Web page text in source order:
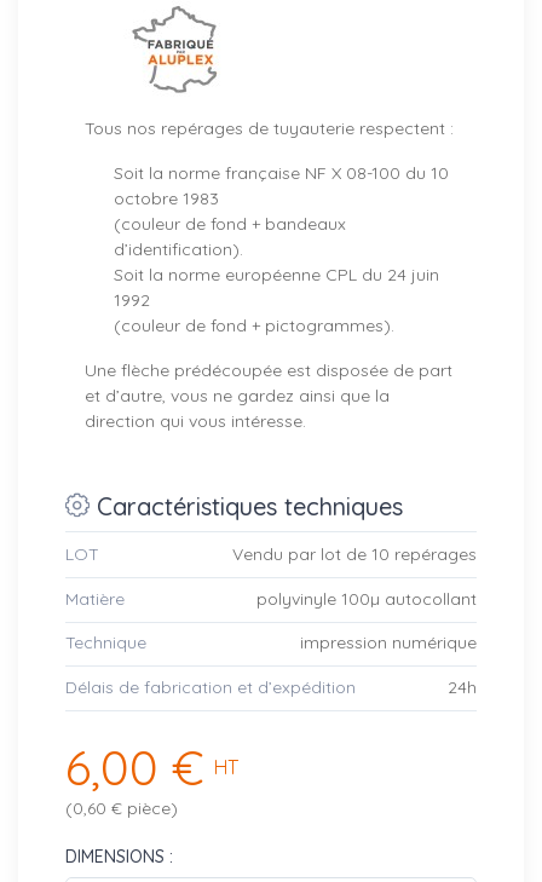
Tous nos repérages de tuyauterie respectent :
Soit la norme française NF X 08-100 du 10
octobre 1983
(couleur de fond + bandeaux
d’identification).
Soit la norme européenne CPL du 24 juin
1992
(couleur de fond + pictogrammes).
Une flèche prédécoupée est disposée de part
et d’autre, vous ne gardez ainsi que la
direction qui vous intéresse.
Caractéristiques techniques
LOT Vendu par lot de 10 repérages
Matière polyvinyle 100µ autocollant
Technique impression numérique
Délais de fabrication et d’expédition 24h
6,00 € HT
(0,60 € pièce)
DIMENSIONS :